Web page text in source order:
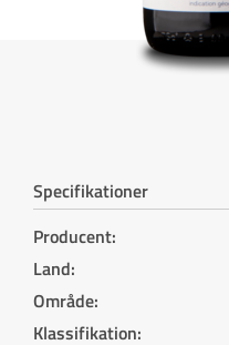
Specifikationer
Producent:
Land:
Område:
Klassifikation: